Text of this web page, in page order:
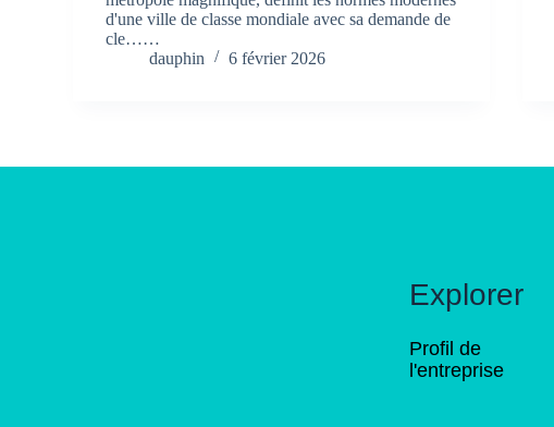
d'une ville de classe mondiale avec sa demande de
cle……
dauphin
6 février 2026
Explorer
Profil de
l'entreprise